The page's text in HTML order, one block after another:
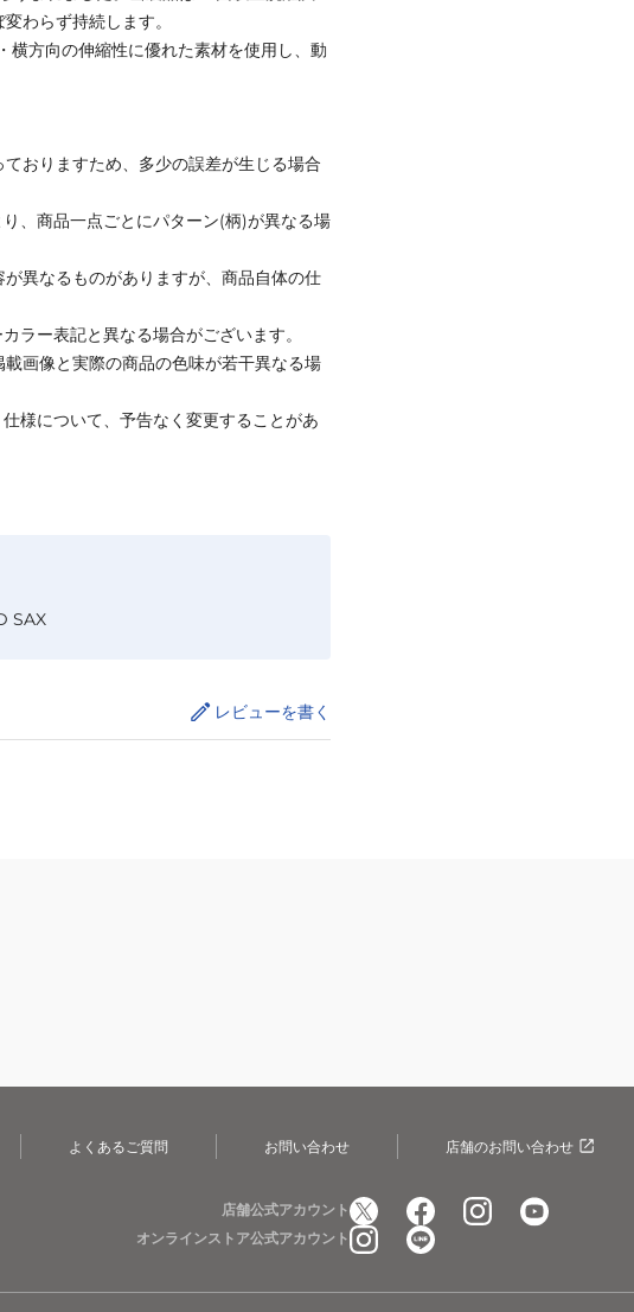
わらず持続します。
方向の伸縮性に優れた素材を使用し、動
おりますため、多少の誤差が生じる場合
、商品一点ごとにパターン(柄)が異なる場
異なるものがありますが、商品自体の仕
ラー表記と異なる場合がございます。
画像と実際の商品の色味が若干異なる場
様について、予告なく変更することがあ
SAX
レビューを書く
よくあるご質問 お問い合わせ 店舗のお問い合わせ
店舗公式アカウント
オンラインストア公式アカウント